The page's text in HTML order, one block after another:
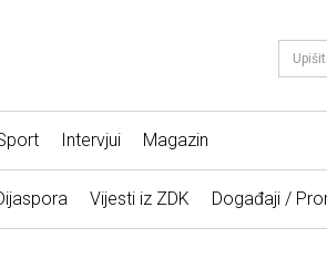
Intervjui Magazin
Vijesti iz ZDK Događaji /